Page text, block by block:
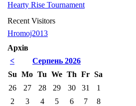
Hearty Rise Tournament
Recent Visitors
Hromoj2013
Архів
<
Серпень 2026
Su Mo Tu We Th Fr Sa
26
27 28 29 30 31
1
2
3 4 5 6 7
8